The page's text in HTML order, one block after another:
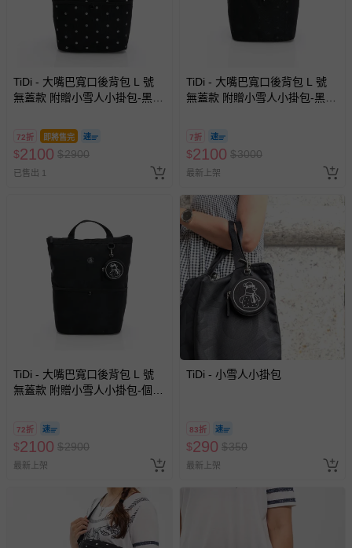
TiDi - 大嘴巴寬口後背包 L 號
無蓋款 附贈小雪人小掛包-黑底
72折 即將售完
$2100 $2900
已售出 1
TiDi - 大嘴巴寬口後背包 L 號
無蓋款 附贈小雪人小掛包-黑底
7折
$2100 $3000
最新上架
TiDi - 大嘴巴寬口後背包 L 號
無蓋款 附贈小雪人小掛包-個性
72折
$2100 $2900
最新上架
TiDi - 小雪人小掛包
83折
$290 $350
最新上架